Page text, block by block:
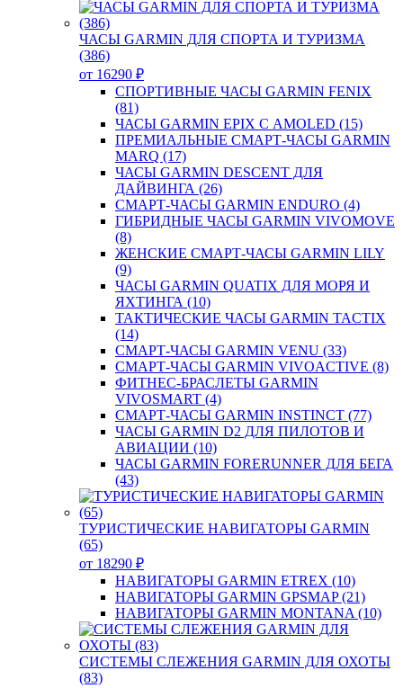
ЧАСЫ GARMIN ДЛЯ СПОРТА И ТУРИЗМА
(386)
от 16290 ₽
СПОРТИВНЫЕ ЧАСЫ GARMIN FENIX
(81)
ЧАСЫ GARMIN EPIX С AMOLED (15)
ПРЕМИАЛЬНЫЕ СМАРТ-ЧАСЫ GARMIN
MARQ (17)
ЧАСЫ GARMIN DESCENT ДЛЯ
ДАЙВИНГА (26)
СМАРТ-ЧАСЫ GARMIN ENDURO (4)
ГИБРИДНЫЕ ЧАСЫ GARMIN VIVOMOVE
(8)
ЖЕНСКИЕ СМАРТ-ЧАСЫ GARMIN LILY
(9)
ЧАСЫ GARMIN QUATIX ДЛЯ МОРЯ И
ЯХТИНГА (10)
ТАКТИЧЕСКИЕ ЧАСЫ GARMIN TACTIX
(14)
СМАРТ-ЧАСЫ GARMIN VENU (33)
СМАРТ-ЧАСЫ GARMIN VIVOACTIVE (8)
ФИТНЕС-БРАСЛЕТЫ GARMIN
VIVOSMART (4)
СМАРТ-ЧАСЫ GARMIN INSTINCT (77)
ЧАСЫ GARMIN D2 ДЛЯ ПИЛОТОВ И
АВИАЦИИ (10)
ЧАСЫ GARMIN FORERUNNER ДЛЯ БЕГА
(43)
ТУРИСТИЧЕСКИЕ НАВИГАТОРЫ GARMIN
(65)
от 18290 ₽
НАВИГАТОРЫ GARMIN ETREX (10)
НАВИГАТОРЫ GARMIN GPSMAP (21)
НАВИГАТОРЫ GARMIN MONTANA (10)
СИСТЕМЫ СЛЕЖЕНИЯ GARMIN ДЛЯ ОХОТЫ
(83)